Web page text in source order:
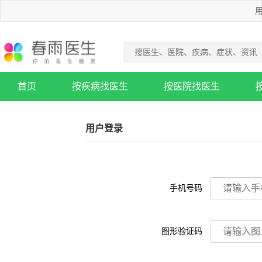
首页 按疾病找医生 按医院找医生
用户登录
手机号码
图形验证码